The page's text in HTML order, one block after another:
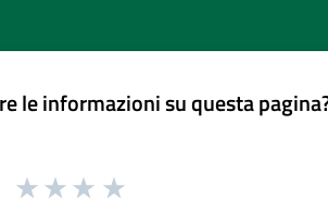
le informazioni su questa